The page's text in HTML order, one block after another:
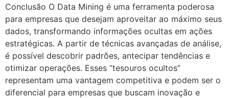
Conclusão O Data Mining é uma ferramenta poderosa
para empresas que desejam aproveitar ao máximo seus
dados, transformando informações ocultas em ações
estratégicas. A partir de técnicas avançadas de análise,
é possível descobrir padrões, antecipar tendências e
otimizar operações. Esses “tesouros ocultos”
representam uma vantagem competitiva e podem ser o
diferencial para empresas que buscam inovação e